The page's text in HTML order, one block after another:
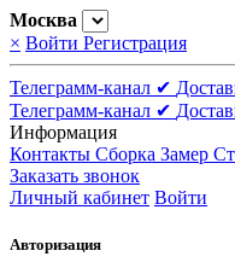
Москва
× Войти Регистрация
Телеграмм-канал ✔
Телеграмм-канал ✔
Информация
Контакты Сборка Замер
Заказать звонок
Личный кабинет Войти
Авторизация